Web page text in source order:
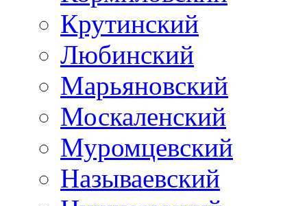
Крутинский
Любинский
Марьяновский
Москаленский
Муромцевский
Называевский